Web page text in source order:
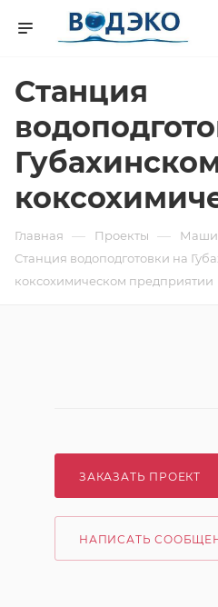
Станция
Главная — Проекты —
Станция водоподготовки на
коксохимическом предприятии
ЗАКАЗАТЬ ПРОЕКТ
НАПИСАТЬ